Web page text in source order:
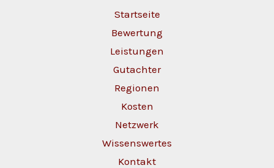
Startseite
Bewertung
Leistungen
Gutachter
Regionen
Kosten
Netzwerk
Wissenswertes
Kontakt